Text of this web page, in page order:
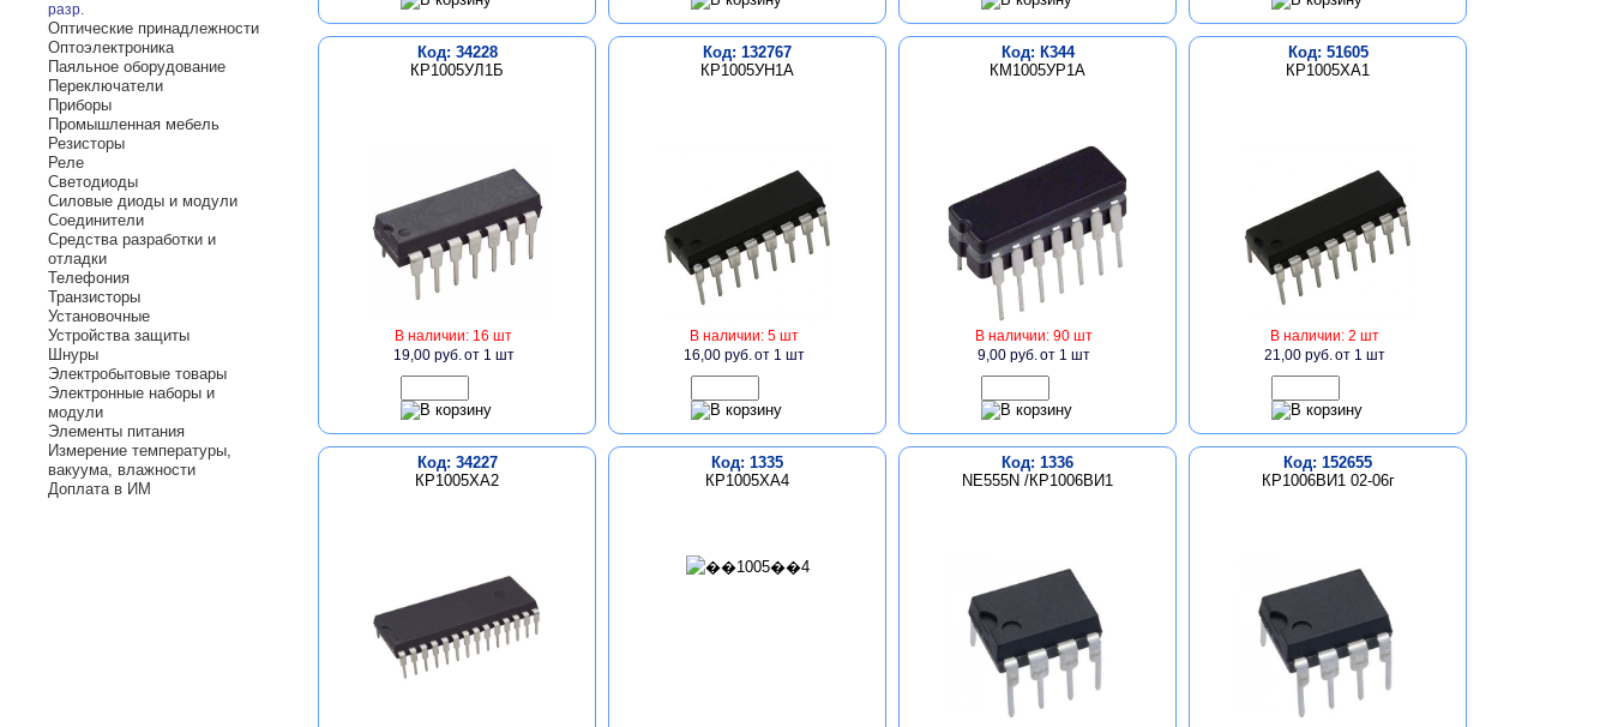
разр.
Оптические принадлежности
Оптоэлектроника
Паяльное оборудование
Переключатели
Приборы
Промышленная мебель
Резисторы
Реле
Светодиоды
Силовые диоды и модули
Соединители
Средства разработки и
отладки
Телефония
Транзисторы
Установочные
Устройства защиты
Шнуры
Электробытовые товары
Электронные наборы и
модули
Элементы питания
Измерение температуры,
вакуума, влажности
Доплата в ИМ
Код: 34228
КР1005УЛ1Б
В наличии: 16 шт
19,00 руб.от 1 шт
Код: 132767
КР1005УН1А
В наличии: 5 шт
16,00 руб.от 1 шт
Код: К344
КМ1005УР1А
В наличии: 90 шт
9,00 руб.от 1 шт
Код: 51605
КР1005ХА1
В наличии: 2 шт
21,00 руб.от 1 шт
Код: 34227
КР1005ХА2
Код: 1335
КР1005ХА4
Код: 1336
NE555N /КР1006ВИ1
Код: 152655
КР1006ВИ1 02-06г